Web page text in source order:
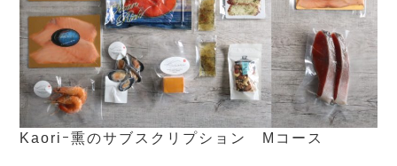
Kaoriｰ熏のサブスクリプション Mコース